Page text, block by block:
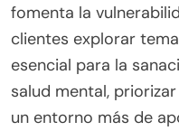
fomenta la
clientes explorar
esencial para la
salud mental,
un entorno más de